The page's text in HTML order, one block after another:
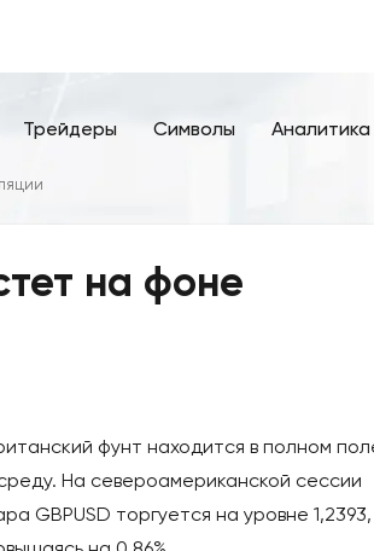
Трейдеры Символы Аналитика
на фоне
фунт находится в полном
На североамериканской сессии
GBPUSD торгуется на уровне 1,2393,